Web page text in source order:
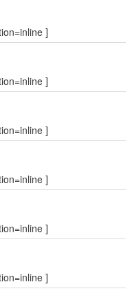
]
]
]
]
]
]